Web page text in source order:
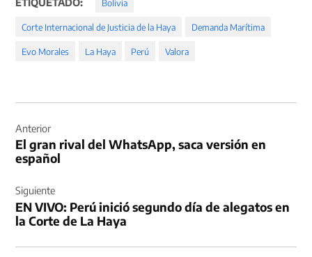
Bolivia
Corte Internacional de Justicia de la Haya Demanda Marítima
Evo Morales La Haya Perú Valora
de
entradas
Anterior
El gran rival del WhatsApp, saca versión en
español
Siguiente
EN VIVO: Perú inició segundo día de alegatos en
la Corte de La Haya